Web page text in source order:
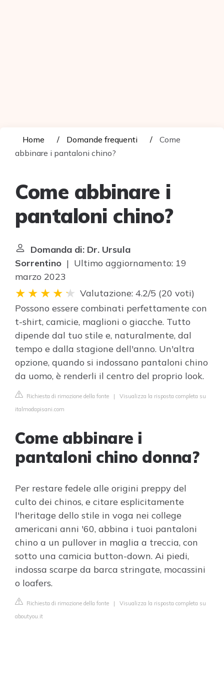
Home Domande frequenti
Come
abbinare i pantaloni chino?
Come abbinare i
pantaloni chino?
Domanda di: Dr. Ursula
Sorrentino | Ultimo aggiornamento: 19
marzo 2023
Valutazione: 4.2/5 (20 voti)
Possono essere combinati perfettamente con
t-shirt, camicie, maglioni o giacche. Tutto
dipende dal tuo stile e, naturalmente, dal
tempo e dalla stagione dell'anno. Un'altra
opzione, quando si indossano pantaloni chino
da uomo, è renderli il centro del proprio look.
Richiesta di rimozione della fonte | Visualizza la risposta completa su
italmodapisani.com
Come abbinare i
pantaloni chino donna?
Per restare fedele alle origini preppy del
culto dei chinos, e citare esplicitamente
l'heritage dello stile in voga nei college
americani anni '60, abbina i tuoi pantaloni
chino a un pullover in maglia a treccia, con
sotto una camicia button-down. Ai piedi,
indossa scarpe da barca stringate, mocassini
o loafers.
Richiesta di rimozione della fonte | Visualizza la risposta completa su
aboutyou.it